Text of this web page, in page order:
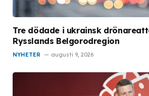
Tre dödade i ukrainsk
Rysslands Belgorodregion
NYHETER augusti 9, 2026